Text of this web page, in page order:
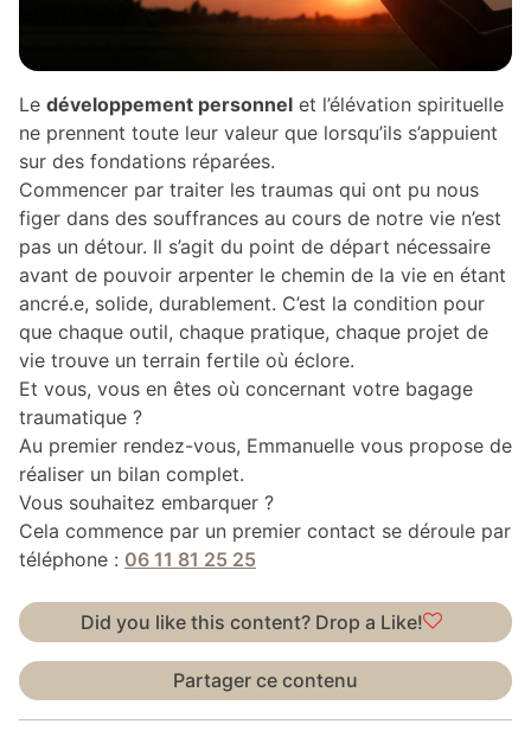
Le développement personnel et l’élévation spirituelle
ne prennent toute leur valeur que lorsqu’ils s’appuient
sur des fondations réparées.
Commencer par traiter les traumas qui ont pu nous
figer dans des souffrances au cours de notre vie n’est
pas un détour. Il s’agit du point de départ nécessaire
avant de pouvoir arpenter le chemin de la vie en étant
ancré.e, solide, durablement. C’est la condition pour
que chaque outil, chaque pratique, chaque projet de
vie trouve un terrain fertile où éclore.
Et vous, vous en êtes où concernant votre bagage
traumatique ?
Au premier rendez-vous, Emmanuelle vous propose de
réaliser un bilan complet.
Vous souhaitez embarquer ?
Cela commence par un premier contact se déroule par
téléphone : 06 11 81 25 25
Did you like this content? Drop a Like!
Partager ce contenu